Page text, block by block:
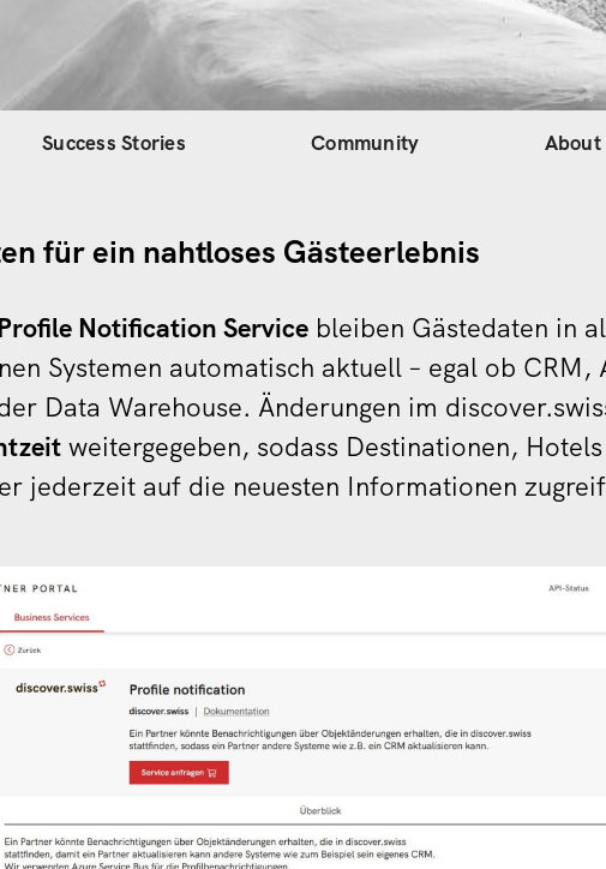
Success Stories Community About
für ein nahtloses Gästeerlebnis
Profile Notification Service bleiben Gästedaten in
Systemen automatisch aktuell – egal ob CRM,
Data Warehouse. Änderungen im
weitergegeben, sodass Destinationen,
jederzeit auf die neuesten Informationen